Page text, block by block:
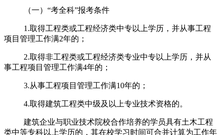
（一）“考全科”报考条件
1.取得工程类或工程经济类中专以上学历，并从事工程
项目管理工作满2年的；
2.取得非工程类或工程经济类专业中专以上学历，并从
事工程项目管理工作满4年的；
3.从事工程项目管理工作满10年的；
4.取得建筑工程类中级及以上专业技术资格的。
建筑企业与职业技术院校合作培养的学员具有土木工程
类中等专科以上学历的，其在校学习时间可合并计算为工作年